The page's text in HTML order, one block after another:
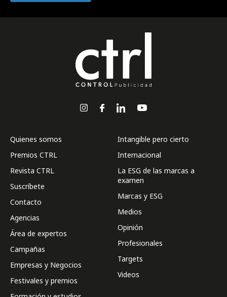
Quienes somos
Premios CTRL
Revista CTRL
Suscríbete
Contacto
Agencias
Área de expertos
Campañas
Empresas y Negocios
Festivales y premios
Intangible pero cierto
Internacional
La ESG de las marcas a
examen
Marcas y ESG
Medios
Opinión
Profesionales
Targets
Videos